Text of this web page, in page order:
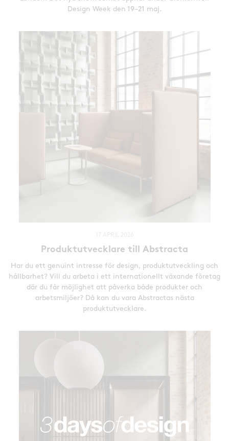
Design Week den 19–21 maj.
Produktutvecklare till Abstracta
Har du ett genuint intresse för design, produktutveckling och
hållbarhet? Vill du arbeta i ett internationellt växande företag
där du får möjlighet att påverka både produkter och
arbetsmiljöer? Då kan du vara Abstractas nästa
produktutvecklare.